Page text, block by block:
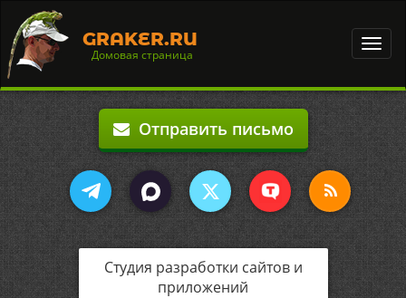
GRAKER.RU
Домовая страница
Отправить письмо
Студия разработки сайтов и
приложений